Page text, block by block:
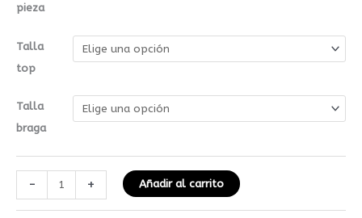
pieza
Talla
top
Talla
braga
- + Añadir al carrito